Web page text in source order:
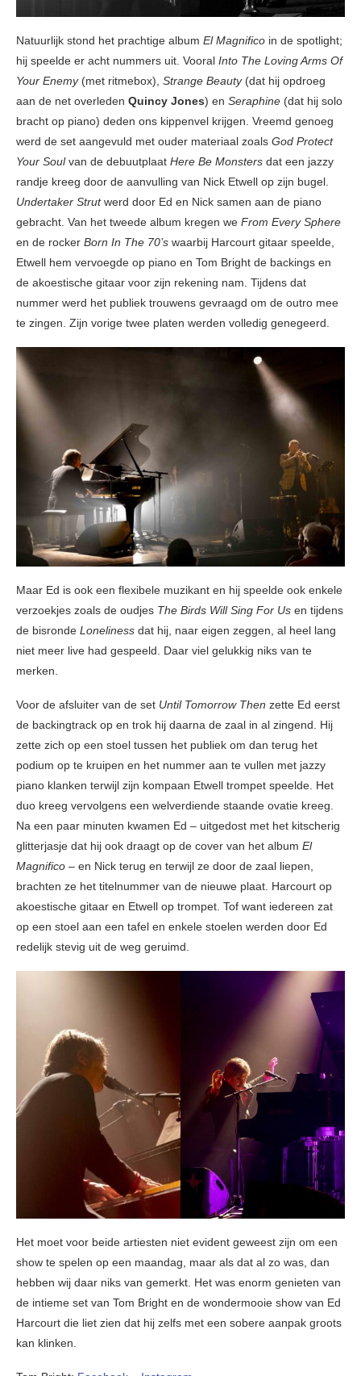
Natuurlijk stond het prachtige album El Magnifico in de spotlight;
hij speelde er acht nummers uit. Vooral Into The Loving Arms Of
Your Enemy (met ritmebox), Strange Beauty(dat hij opdroeg
aan de net overleden Quincy Jones) en Seraphine (dat hij solo
bracht op piano) deden ons kippenvel krijgen. Vreemd genoeg
werd de set aangevuld met ouder materiaal zoals God Protect
Your Soulvan de debuutplaat Here Be Monsters dat een jazzy
randje kreeg door de aanvulling van Nick Etwell op zijn bugel.
Undertaker Strutwerd door Ed en Nick samen aan de piano
gebracht. Van het tweede album kregen we From Every Sphere
en de rocker Born In The 70’s waarbij Harcourt gitaar speelde,
Etwell hem vervoegde op piano en Tom Bright de backings en
de akoestische gitaar voor zijn rekening nam. Tijdens dat
nummer werd het publiek trouwens gevraagd om de outro mee
te zingen. Zijn vorige twee platen werden volledig genegeerd.
Maar Ed is ook een flexibele muzikant en hij speelde ook enkele
verzoekjes zoals de oudjes The Birds Will Sing For Us en tijdens
de bisronde Loneliness dat hij, naar eigen zeggen, al heel lang
niet meer live had gespeeld. Daar viel gelukkig niks van te
merken.
Voor de afsluiter van de set Until Tomorrow Then zette Ed eerst
de backingtrack op en trok hij daarna de zaal in al zingend. Hij
zette zich op een stoel tussen het publiek om dan terug het
podium op te kruipen en het nummer aan te vullen met jazzy
piano klanken terwijl zijn kompaan Etwell trompet speelde. Het
duo kreeg vervolgens een welverdiende staande ovatie kreeg.
Na een paar minuten kwamen Ed – uitgedost met het kitscherig
glitterjasje dat hij ook draagt op de cover van het album El
Magnifico – en Nick terug en terwijl ze door de zaal liepen,
brachten ze het titelnummer van de nieuwe plaat. Harcourt op
akoestische gitaar en Etwell op trompet. Tof want iedereen zat
op een stoel aan een tafel en enkele stoelen werden door Ed
redelijk stevig uit de weg geruimd.
Het moet voor beide artiesten niet evident geweest zijn om een
show te spelen op een maandag, maar als dat al zo was, dan
hebben wij daar niks van gemerkt. Het was enorm genieten van
de intieme set van Tom Bright en de wondermooie show van Ed
Harcourt die liet zien dat hij zelfs met een sobere aanpak groots
kan klinken.